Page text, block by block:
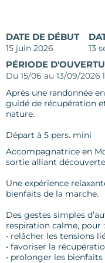
DATE DE DÉBUT
15 juin 2026 13
PÉRIODE
Du 15/06 au 13/09/2026
Après une randonnée
guidé de récupération
nature.
Départ à 5 pers. mini
Accompagnatrice en
sortie alliant
Une expérience
bienfaits de la marche.
Des gestes simples
respiration calme, pour :
• relâcher les tensions
• favoriser la
• prolonger les